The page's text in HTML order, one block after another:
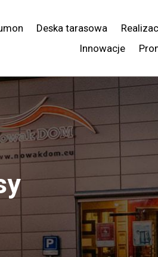
Deska tarasowa
Innowacje